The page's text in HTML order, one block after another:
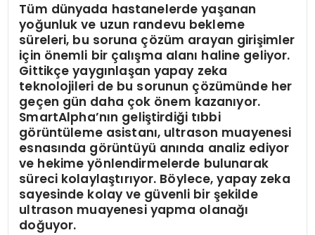
Tüm dünyada hastanelerde yaşanan
yoğunluk ve uzun randevu bekleme
süreleri, bu soruna çözüm arayan girişimler
için önemli bir çalışma alanı haline geliyor.
Gittikçe yaygınlaşan yapay zeka
teknolojileri de bu sorunun çözümünde her
geçen gün daha çok önem kazanıyor.
SmartAlpha’nın geliştirdiği tıbbi
görüntüleme asistanı, ultrason muayenesi
esnasında görüntüyü anında analiz ediyor
ve hekime yönlendirmelerde bulunarak
süreci kolaylaştırıyor. Böylece, yapay zeka
sayesinde kolay ve güvenli bir şekilde
ultrason muayenesi yapma olanağı
doğuyor.